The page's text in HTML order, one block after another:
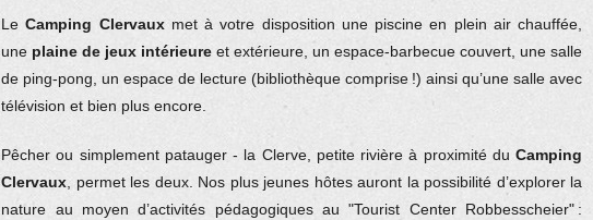
LeCamping Clervauxmet à votre disposition une piscine en plein air chauffée,
une plaine de jeux intérieure et extérieure, un espace-barbecue couvert, une salle
de ping-pong, un espace de lecture (bibliothèque comprise !) ainsi qu’une salle avec
télévision et bien plus encore.
Pêcher ou simplement patauger - la Clerve, petite rivière à proximité duCamping
Clervaux, permet les deux. Nos plus jeunes hôtes auront la possibilité d’explorer la
nature au moyen d’activités pédagogiques au "Tourist Center Robbesscheier" :